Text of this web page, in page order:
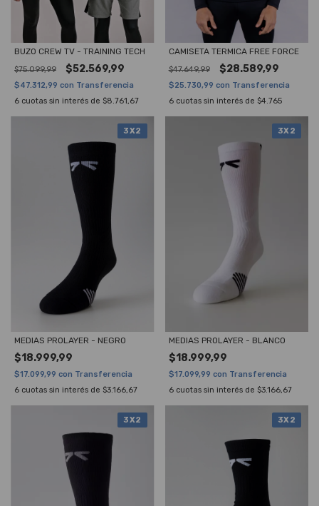
BUZO CREW TV - TRAINING TECH
$75.099,99 $52.569,99
$47.312,99 con Transferencia
6 cuotas sin interés de $8.761,67
CAMISETA TERMICA FREE FORCE
$47.649,99 $28.589,99
$25.730,99 con Transferencia
6 cuotas sin interés de $4.765
3X2
MEDIAS PROLAYER - NEGRO
$18.999,99
$17.099,99 con Transferencia
6 cuotas sin interés de $3.166,67
3X2
MEDIAS PROLAYER - BLANCO
$18.999,99
$17.099,99 con Transferencia
6 cuotas sin interés de $3.166,67
3X2 3X2